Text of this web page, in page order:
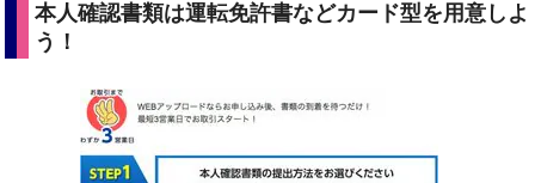
本人確認書類は運転免許書などカード型を用意しよ
う！